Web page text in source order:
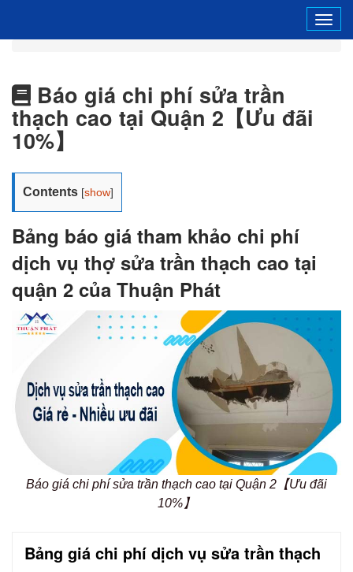
Báo giá chi phí sửa trần
thạch cao tại Quận 2【Ưu đãi
10%】
Contents [show]
Bảng báo giá tham khảo chi phí
dịch vụ thợ sửa trần thạch cao tại
quận 2 của Thuận Phát
Báo giá chi phí sửa trần thạch cao tại Quận 2【Ưu đãi
10%】
Bảng giá chi phí dịch vụ sửa trần thạch